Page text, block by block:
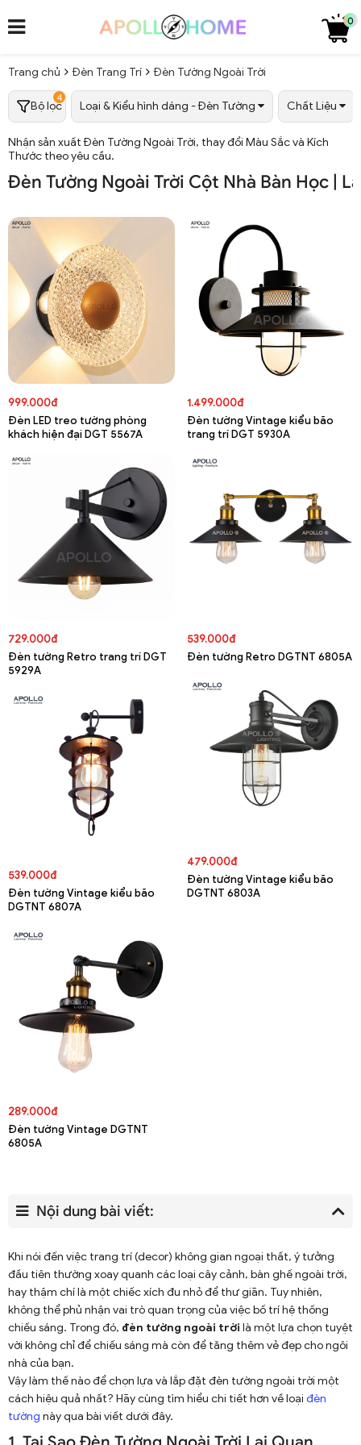
0
Trang chủ Đèn Trang Trí Đèn Tường Ngoài Trời
Bộ lọc
4
Loại & Kiểu hình dáng - Đèn Tường Chất Liệu
Nhận sản xuất Đèn Tường Ngoài Trời, thay đổi Màu Sắc và Kích
Thước theo yêu cầu.
Đèn Tường Ngoài Trời Cột Nhà Bàn Học |
999.000đ
Đèn LED treo tường phòng
khách hiện đại DGT 5567A
1.499.000đ
Đèn tường Vintage kiểu bão
trang trí DGT 5930A
729.000đ
Đèn tường Retro trang trí DGT
5929A
539.000đ
Đèn tường Retro DGTNT 6805A
539.000đ
Đèn tường Vintage kiểu bão
DGTNT 6807A
479.000đ
Đèn tường Vintage kiểu bão
DGTNT 6803A
289.000đ
Đèn tường Vintage DGTNT
6805A
Nội dung bài viết:
Khi nói đến việc trang trí (decor) không gian ngoại thất, ý tưởng
đầu tiên thường xoay quanh các loại cây cảnh, bàn ghế ngoài trời,
hay thậm chí là một chiếc xích đu nhỏ để thư giãn. Tuy nhiên,
không thể phủ nhận vai trò quan trọng của việc bố trí hệ thống
chiếu sáng. Trong đó, đèn tường ngoài trời là một lựa chọn tuyệt
vời không chỉ để chiếu sáng mà còn để tăng thêm vẻ đẹp cho ngôi
nhà của bạn.
Vậy làm thế nào để chọn lựa và lắp đặt đèn tường ngoài trời một
cách hiệu quả nhất? Hãy cùng tìm hiểu chi tiết hơn về loại đèn
tường này qua bài viết dưới đây.